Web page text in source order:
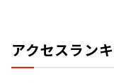
アクセスラン